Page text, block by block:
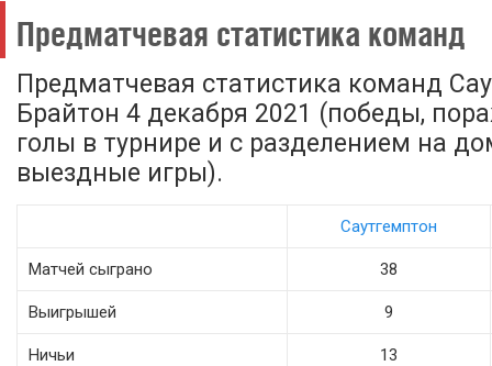
Предматчевая статистика команд
Предматчевая статистика команд
Брайтон 4 декабря 2021 (победы,
голы в турнире и с разделением на
выездные игры).
Саутгемптон
Матчей сыграно 38
Выигрышей 9
Ничьи 13